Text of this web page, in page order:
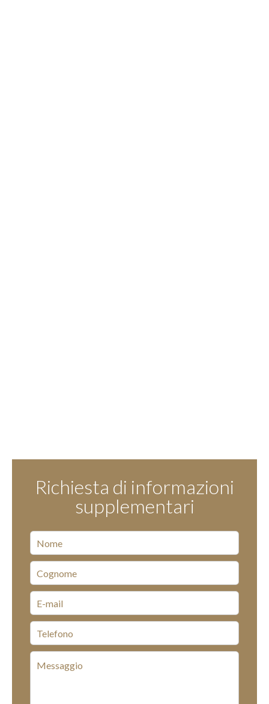
Richiesta di informazioni
supplementari